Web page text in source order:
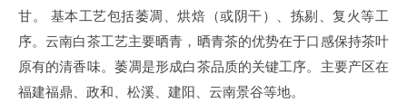
甘。 基本工艺包括萎凋、烘焙（或阴干）、拣剔、复火等工
序。云南白茶工艺主要晒青，晒青茶的优势在于口感保持茶叶
原有的清香味。萎凋是形成白茶品质的关键工序。主要产区在
福建福鼎、政和、松溪、建阳、云南景谷等地。